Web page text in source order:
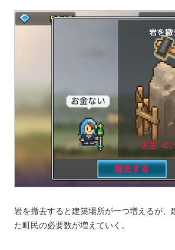
岩を撤去すると建築場所が一つ増えるが、
た町民の必要数が増えていく。